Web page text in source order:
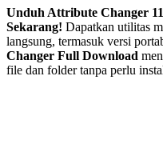
Unduh Attribute Changer
Sekarang! Dapatkan utilitas
langsung, termasuk versi
Changer Full Download
file dan folder tanpa perlu